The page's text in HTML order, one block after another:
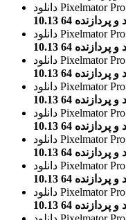
دانلود Pixelmator Pro
دانلود Pixelmator Pro
دانلود Pixelmator Pro
دانلود Pixelmator Pro
دانلود Pixelmator Pro
دانلود Pixelmator Pro
دانلود Pixelmator Pro
دانلود Pixelmator Pro